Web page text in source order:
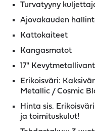
Turvatyyny
Ajovakauden
Kattokaiteet
Kangasmatot
17"
Erikoisväri:
Metallic / Cosmic
Hinta sis.
ja toimituskulut!